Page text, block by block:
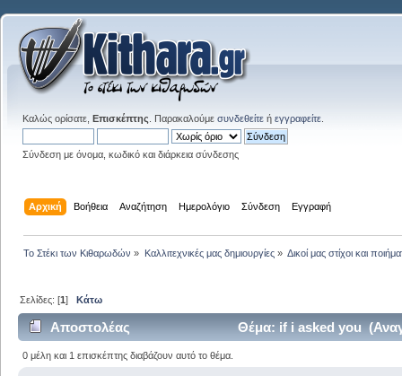
Καλώς ορίσατε, Επισκέπτης . Παρακαλούμε συνδεθείτε ή εγγραφείτε
Σύνδεση με όνομα, κωδικό και διάρκεια σύνδεσης
Αρχική Βοήθεια Αναζήτηση Ημερολόγιο Σύνδεση Εγγραφή
Το Στέκι των Κιθαρωδών » Καλλιτεχνικές μας δημιουργίες» Δικοί μας στίχοι και
Σελίδες: [1]Κάτω
Αποστολέας Θέμα: if i asked you
0 μέλη και 1 επισκέπτης διαβάζουν αυτό το θέμα.